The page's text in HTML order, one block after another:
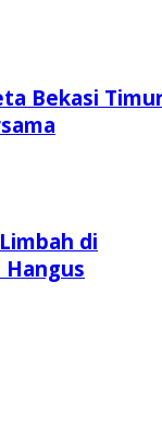
Bekasi
di
Hangus